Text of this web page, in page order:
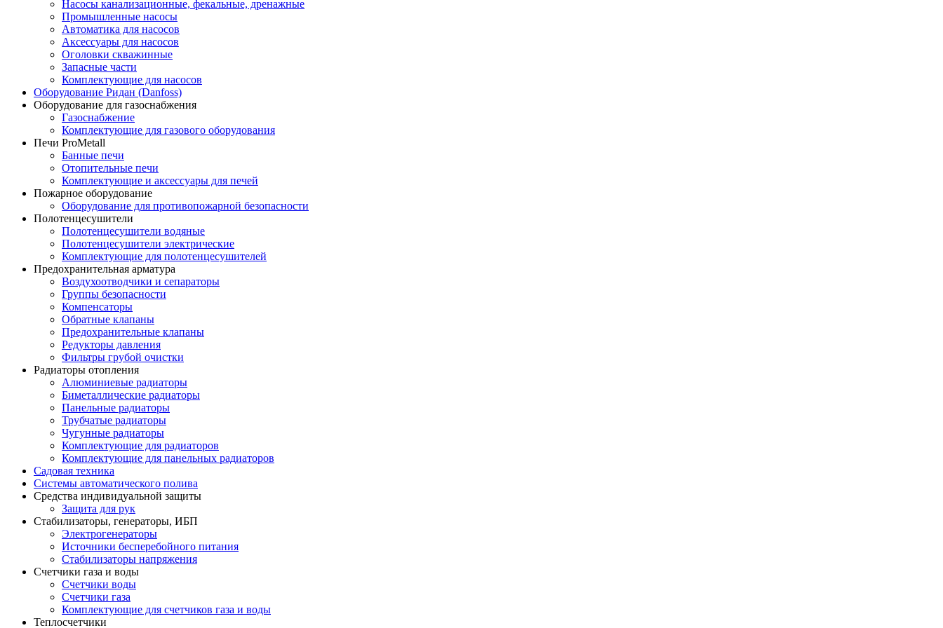
Насосы канализационные, фекальные, дренажные
Промышленные насосы
Автоматика для насосов
Аксессуары для насосов
Оголовки скважинные
Запасные части
Комплектующие для насосов
Оборудование Ридан (Danfoss)
Оборудование для газоснабжения
Газоснабжение
Комплектующие для газового оборудования
Печи ProMetall
Банные печи
Отопительные печи
Комплектующие и аксессуары для печей
Пожарное оборудование
Оборудование для противопожарной безопасности
Полотенцесушители
Полотенцесушители водяные
Полотенцесушители электрические
Комплектующие для полотенцесушителей
Предохранительная арматура
Воздухоотводчики и сепараторы
Группы безопасности
Компенсаторы
Обратные клапаны
Предохранительные клапаны
Редукторы давления
Фильтры грубой очистки
Радиаторы отопления
Алюминиевые радиаторы
Биметаллические радиаторы
Панельные радиаторы
Трубчатые радиаторы
Чугунные радиаторы
Комплектующие для радиаторов
Комплектующие для панельных радиаторов
Садовая техника
Системы автоматического полива
Средства индивидуальной защиты
Защита для рук
Стабилизаторы, генераторы, ИБП
Электрогенераторы
Источники бесперебойного питания
Стабилизаторы напряжения
Счетчики газа и воды
Счетчики воды
Счетчики газа
Комплектующие для счетчиков газа и воды
Теплосчетчики